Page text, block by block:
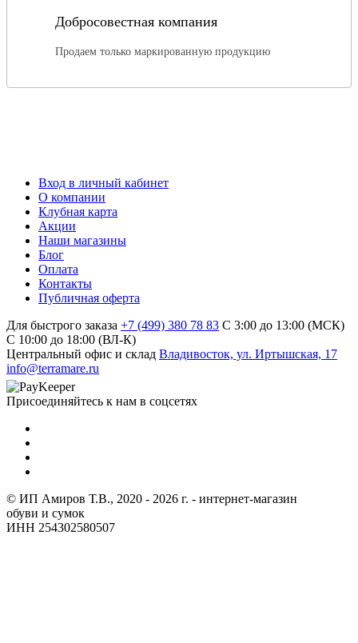
Добросовестная компания
Продаем только маркированную продукцию
Вход в личный кабинет
О компании
Клубная карта
Акции
Наши магазины
Блог
Оплата
Контакты
Публичная оферта
Для быстрого заказа +7 (499) 380 78 83 С 3:00 до 13:00 (МСК)
C 10:00 до 18:00 (ВЛ-К)
Центральный офис и склад Владивосток, ул. Иртышская, 17
info@terramare.ru
Присоединяйтесь к нам в соцсетях
© ИП Амиров Т.В., 2020 - 2026 г. - интернет-магазин
обуви и сумок
ИНН 254302580507